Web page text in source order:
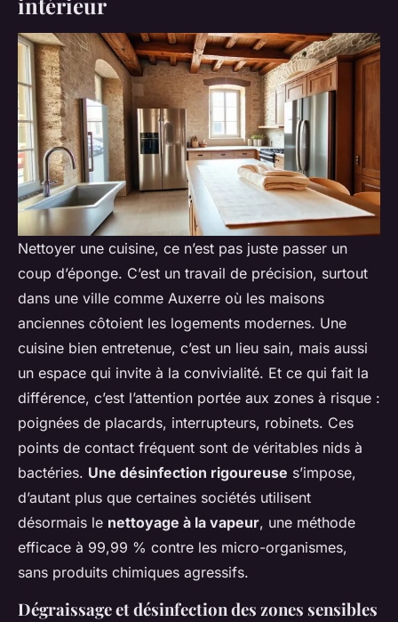
Nettoyer une cuisine, ce n’est pas juste passer un
coup d’éponge. C’est un travail de précision, surtout
dans une ville comme Auxerre où les maisons
anciennes côtoient les logements modernes. Une
cuisine bien entretenue, c’est un lieu sain, mais aussi
un espace qui invite à la convivialité. Et ce qui fait la
différence, c’est l’attention portée aux zones à risque :
poignées de placards, interrupteurs, robinets. Ces
points de contact fréquent sont de véritables nids à
bactéries. Une désinfection rigoureuse s’impose,
d’autant plus que certaines sociétés utilisent
désormais le nettoyage à la vapeur, une méthode
efficace à 99,99 % contre les micro-organismes,
sans produits chimiques agressifs.
Dégraissage et désinfection des zones sensibles